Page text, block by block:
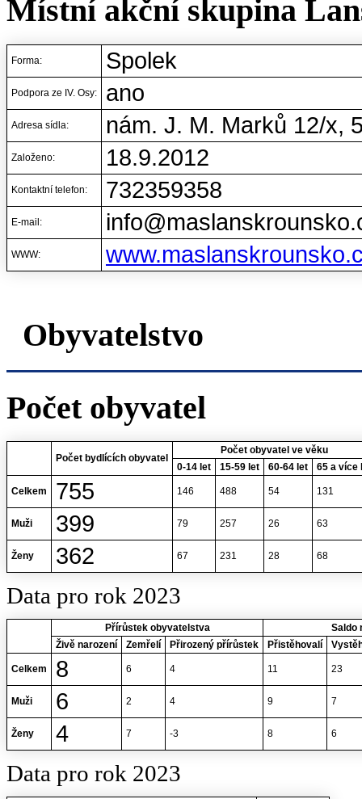
Místní akční skupina
Forma: Spolek
Podpora ze IV. Osy: ano
Adresa sídla: nám. J. M. Marků 12/x,
Založeno: 18.9.2012
Kontaktní telefon: 732359358
E-mail:
WWW:
Obyvatelstvo
Počet obyvatel
Počet bydlících obyvatel
Počet obyvatel ve věku
0-14 let
15-59 let 60-64 let 65 a více
Celkem 755 146 488 54 131
Muži 399 79 257 26 63
Ženy 362 67 231 28 68
Data pro rok 2023
Přírůstek obyvatelstva
Saldo
Živě narození
Zemřelí Přirozený přírůstek Přistěhovalí
Celkem 8 6 4 11 23
Muži 6 2 4 9 7
Ženy 4 7 -3 8 6
Data pro rok 2023